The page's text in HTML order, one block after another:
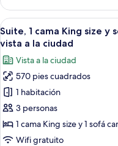
cama,
para
no
fumadores,
vista
a
la
ciudad
junior,
cama
King
y
sofá
cama,
para
no
vista
a
Abrir
todas
las
fotos
de
Suite,
1
cama
King
8
Suite, 1 cama King size y
vista a la ciudad
Vista a la ciudad
570 pies cuadrados
1 habitación
3 personas
1 cama King size y 1 sofá
Wifi gratuito